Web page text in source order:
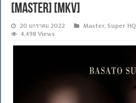
[MASTER] [MKV]
20 มกราคม 2022 Master,Super HQ
4,498 Views